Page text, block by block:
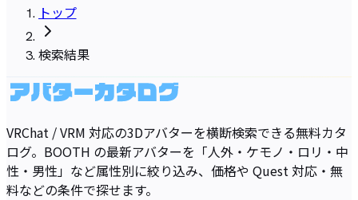
トップ
検索結果
VRChat / VRM 対応の3Dアバターを横断検索できる無料カタ
ログ。BOOTH の最新アバターを「人外・ケモノ・ロリ・中
性・男性」など属性別に絞り込み、価格や Quest 対応・無
料などの条件で探せます。